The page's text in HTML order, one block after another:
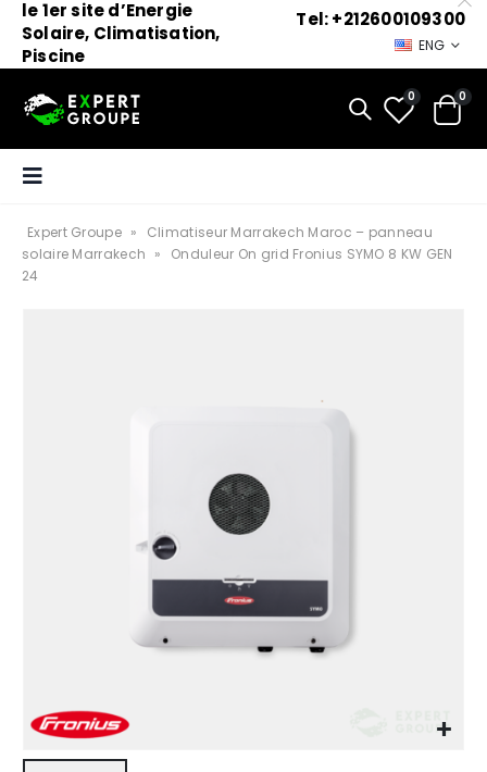
le 1er site d’Energie
Solaire, Climatisation,
Piscine
Tel: +212600109300
ENG
0 0
Expert Groupe »
Climatiseur Marrakech Maroc – panneau
solaire Marrakech »
Onduleur On grid Fronius SYMO 8 KW GEN
24